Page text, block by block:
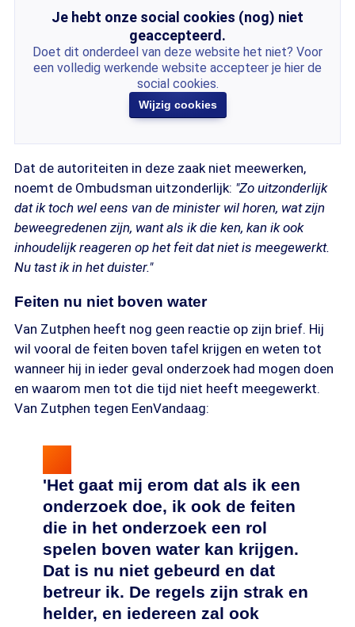
Je hebt onze social cookies (nog) niet
geaccepteerd.
Doet dit onderdeel van deze website het niet? Voor
een volledig werkende website accepteer je hier de
social cookies.
Wijzig cookies
Dat de autoriteiten in deze zaak niet meewerken,
noemt de Ombudsman uitzonderlijk: "Zo uitzonderlijk
dat ik toch wel eens van de minister wil horen, wat zijn
beweegredenen zijn, want als ik die ken, kan ik ook
inhoudelijk reageren op het feit dat niet is meegewerkt.
Nu tast ik in het duister."
Feiten nu niet boven water
Van Zutphen heeft nog geen reactie op zijn brief. Hij
wil vooral de feiten boven tafel krijgen en weten tot
wanneer hij in ieder geval onderzoek had mogen doen
en waarom men tot die tijd niet heeft meegewerkt.
Van Zutphen tegen EenVandaag:
'Het gaat mij erom dat als ik een
onderzoek doe, ik ook de feiten
die in het onderzoek een rol
spelen boven water kan krijgen.
Dat is nu niet gebeurd en dat
betreur ik. De regels zijn strak en
helder, en iedereen zal ook